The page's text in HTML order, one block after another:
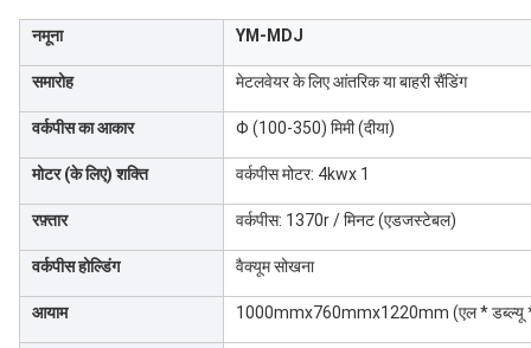
नमूना YM-MDJ
समारोह मेटलवेयर के लिए आंतरिक या बाहरी सैंडिंग
वर्कपीस का आकार Φ (100-350) मिमी (दीया)
मोटर (के लिए) शक्ति वर्कपीस मोटर: 4kwx 1
रफ़्तार वर्कपीस: 1370r / मिनट (एडजस्टेबल)
वर्कपीस होल्डिंग वैक्यूम सोखना
आयाम 1000mmx760mmx1220mm (एल * डब्ल्यू